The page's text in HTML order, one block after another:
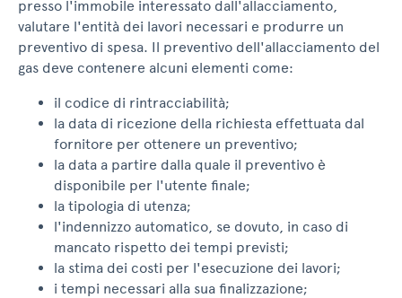
presso l'immobile interessato dall'allacciamento,
valutare l'entità dei lavori necessari e produrre un
preventivo di spesa. Il preventivo dell'allacciamento del
gas deve contenere alcuni elementi come:
il codice di rintracciabilità;
la data di ricezione della richiesta effettuata dal
fornitore per ottenere un preventivo;
la data a partire dalla quale il preventivo è
disponibile per l'utente finale;
la tipologia di utenza;
l'indennizzo automatico, se dovuto, in caso di
mancato rispetto dei tempi previsti;
la stima dei costi per l'esecuzione dei lavori;
i tempi necessari alla sua finalizzazione;